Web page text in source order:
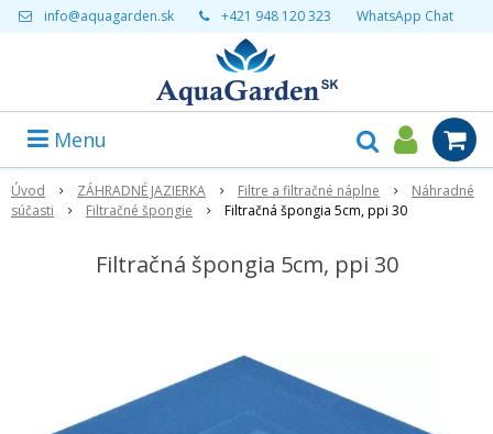
info@aquagarden.sk +421 948 120 323 WhatsApp Chat
Menu
Úvod ZÁHRADNÉ JAZIERKA Filtre a filtračné náplne
Náhradné
súčasti
Filtračné špongie Filtračná špongia 5cm, ppi 30
Filtračná špongia 5cm, ppi 30